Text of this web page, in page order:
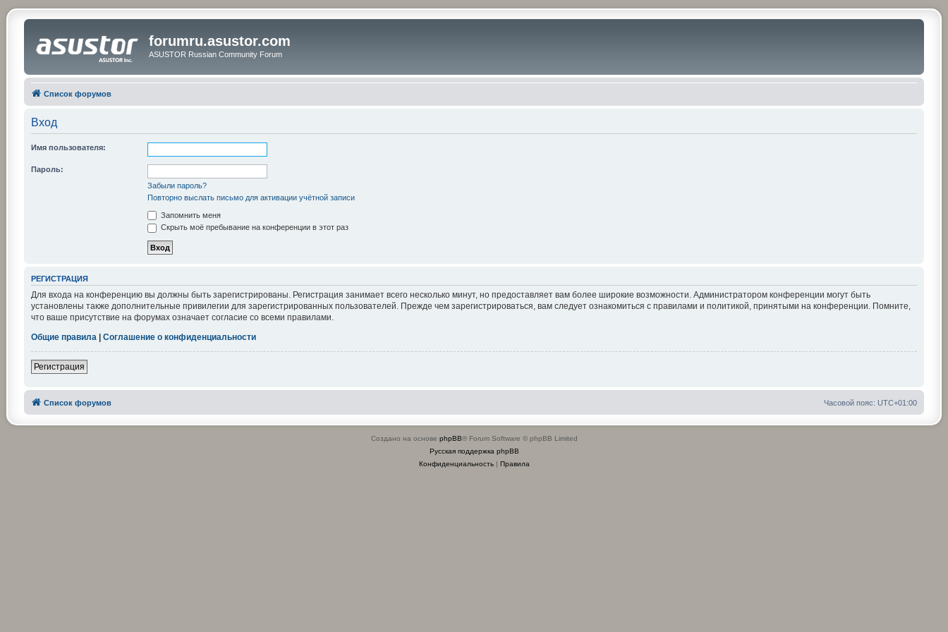
forumru.asustor.com
ASUSTOR Russian Community Forum
Список форумов
Вход
Имя пользователя:
Пароль:
Забыли пароль?
Повторно выслать письмо для активации учётной записи
Запомнить меня
Скрыть моё пребывание на конференции в этот раз
РЕГИСТРАЦИЯ
Для входа на конференцию вы должны быть зарегистрированы. Регистрация занимает всего несколько минут, но предоставляет вам более широкие возможности. Администратором конференции могут быть
установлены также дополнительные привилегии для зарегистрированных пользователей. Прежде чем зарегистрироваться, вам следует ознакомиться с правилами и политикой, принятыми на конференции. Помните,
что ваше присутствие на форумах означает согласие со всеми правилами.
Общие правила| Соглашение о конфиденциальности
Регистрация
Список форумов Часовой пояс: UTC+01:00
Создано на основе phpBB® Forum Software © phpBB Limited
Русская поддержка phpBB
Конфиденциальность| Правила